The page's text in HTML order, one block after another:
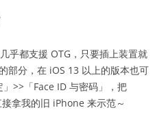
乎都支援 OTG，只要插上装置就
部分，在 iOS 13 以上的版本也可
>>「Face ID 与密码」，把
接拿我的旧 iPhone 来示范～